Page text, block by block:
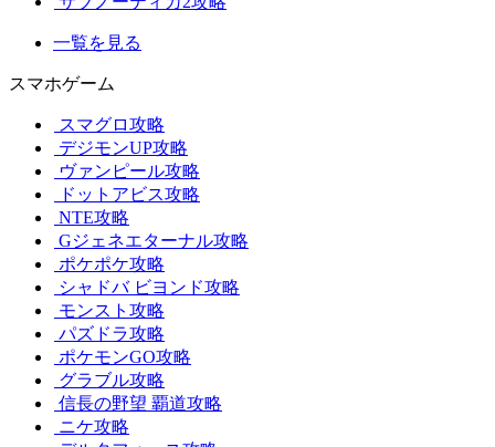
一覧を見る
スマホゲーム
スマグロ攻略
デジモンUP攻略
ヴァンピール攻略
ドットアビス攻略
NTE攻略
Gジェネエターナル攻略
ポケポケ攻略
シャドバ ビヨンド攻略
モンスト攻略
パズドラ攻略
ポケモンGO攻略
グラブル攻略
信長の野望 覇道攻略
ニケ攻略